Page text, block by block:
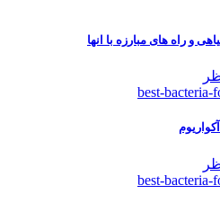
و راه های مبارزه با انها